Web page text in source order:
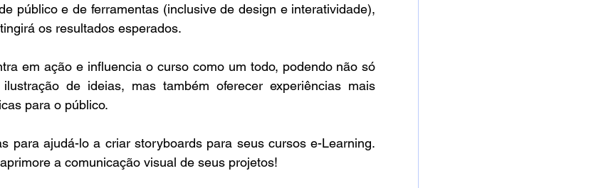
público e de ferramentas (inclusive de design e interatividade),
os resultados esperados.
em ação e influencia o curso como um todo, podendo não só
de ideias, mas também oferecer experiências mais
para o público.
para ajudá-lo a criar storyboards para seus cursos e-Learning.
a comunicação visual de seus projetos!